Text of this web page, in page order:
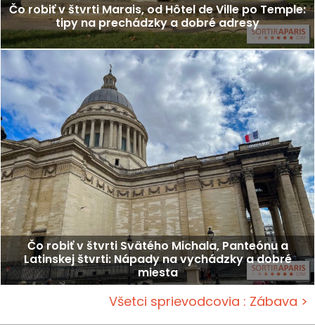
Čo robiť v štvrti Marais, od Hôtel de Ville po Temple:
tipy na prechádzky a dobré adresy
Čo robiť v štvrti Svätého Michala, Panteónu a
Latinskej štvrti: Nápady na vychádzky a dobré
miesta
Všetci sprievodcovia : Zábava >